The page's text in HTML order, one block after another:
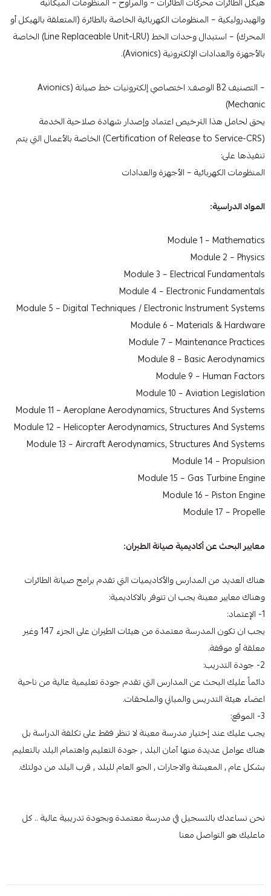
والهيدروليكية – المنظومات الكهربائية الخاصة بالطائرة (المتعلقة بالهيكل أو
المحرك) – استبدال وحدات الخط (Line Replaceable Unit-LRU) الخاصة
بالأجهزة والعدادات الإلكترونية (Avionics).
– التصنيف B2 الوصف: اختصاصي إلكترونيات خط صيانة (Avionics
Mechanic)
يحق لحامل هذا الترخيص اعتماد وإصدار شهادة صلاحية الخدمة
(Certification of Release to Service-CRS) الخاصة بالأعمال التي يتم
تنفيذها على:
المنظومات الكهربائية – الأجهزة والعدادات
المواد الدراسية:
Module 1 – Mathematics
Module 2 – Physics
Module 3 – Electrical Fundamentals
Module 4 – Electronic Fundamentals
Module 5 – Digital Techniques / Electronic Instrument Systems
Module 6 – Materials & Hardware
Module 7 – Maintenance Practices
Module 8 – Basic Aerodynamics
Module 9 – Human Factors
Module 10 – Aviation Legislation
Module 11 – Aeroplane Aerodynamics, Structures And Systems
Module 12 – Helicopter Aerodynamics, Structures And Systems
Module 13 – Aircraft Aerodynamics, Structures And Systems
Module 14 – Propulsion
Module 15 – Gas Turbine Engine
Module 16 – Piston Engine
Module 17 – Propelle
معايير البحث عن أكاديمية صيانة الطيران:
هناك العديد من المدارس والأكاديميات التي تقدم برامج صيانة الطائرات
وهناك معايير معينة يجب ان تتوفر بالاكاديمية:
1- الإعتماد:
يجب ان تكون المدرسة معتمدة من هيئات الطيران على الجزء 147 وغير
معلقة أو موقفة.
2- جودة التدريب:
دائماً عليك البحث عن المدارس التي تقدم جودة تعليمية عالية من ناحية
اعضاء هيئة التدريس والمباني والملحقات.
3- الموقع:
يجب عليك عند إختيار مدرسة معينة لا تنظر فقط على تكلفة الدراسة بل
هناك عوامل عديدة منها آمان البلد , جودة التعليم واهتمام البلد بالتعليم
بشكل عام , المعيشة والاجارات , الجو العام للبلد , قرب البلد من دولتك.
نحن نساعدك بالتسجيل في مدرسة معتمدة وبجودة تدريبية عالية .. كل
ماعليك هو التواصل معنا